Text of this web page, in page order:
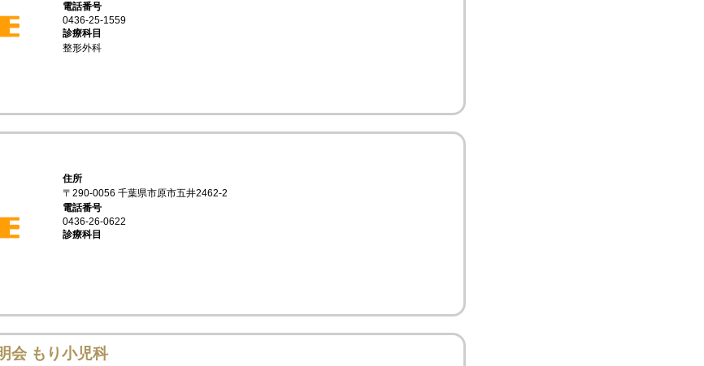
電話番号
0436-25-1559
診療科目
整形外科
住所
〒290-0056 千葉県市原市五井2462-2
電話番号
0436-26-0622
診療科目
会 もり小児科